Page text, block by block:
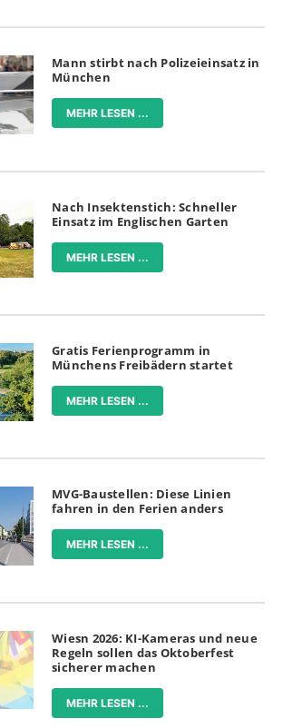
Mann stirbt nach Polizeieinsatz in
München
MEHR LESEN ...
Nach Insektenstich: Schneller
Einsatz im Englischen Garten
MEHR LESEN ...
Gratis Ferienprogramm in
Münchens Freibädern startet
MEHR LESEN ...
MVG-Baustellen: Diese Linien
fahren in den Ferien anders
MEHR LESEN ...
Wiesn 2026: KI-Kameras und neue
Regeln sollen das Oktoberfest
sicherer machen
MEHR LESEN ...